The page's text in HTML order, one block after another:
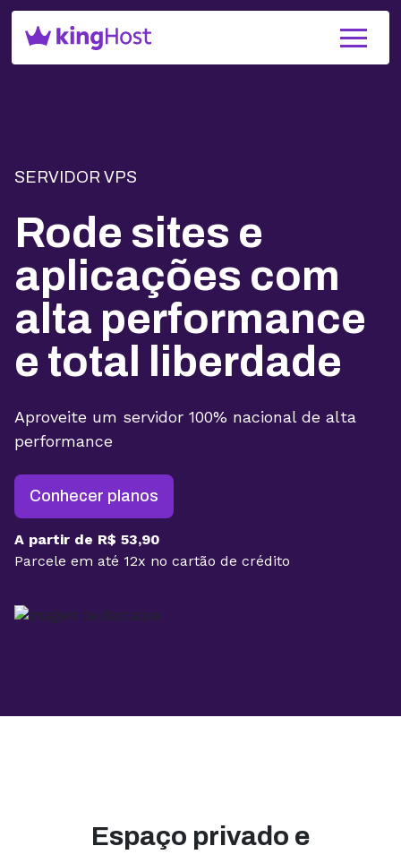
SERVIDOR VPS
Rode sites e
aplicações com
alta performance
e total liberdade
Aproveite um servidor 100% nacional de alta
performance
Conhecer planos
A partir de R$ 53,90
Parcele em até 12x no cartão de crédito
Espaço privado e